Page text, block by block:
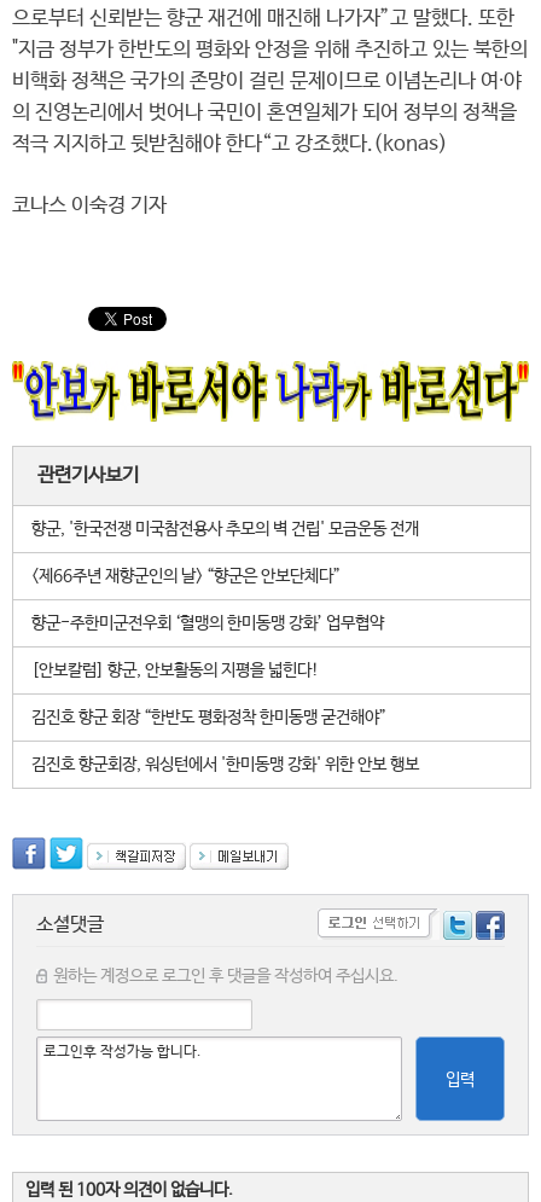
으로부터 신뢰받는 향군 재건에 매진해 나가자”고 말했다. 또한
"지금 정부가 한반도의 평화와 안정을 위해 추진하고 있는 북한의
비핵화 정책은 국가의 존망이 걸린 문제이므로 이념논리나 여∙야
의 진영논리에서 벗어나 국민이 혼연일체가 되어 정부의 정책을
적극 지지하고 뒷받침해야 한다“고 강조했다.(konas)
코나스 이숙경 기자
관련기사보기
향군, '한국전쟁 미국참전용사 추모의 벽 건립' 모금운동 전개
<제66주년 재향군인의 날> “향군은 안보단체다”
향군-주한미군전우회 ‘혈맹의 한미동맹 강화’ 업무협약
[안보칼럼] 향군, 안보활동의 지평을 넓힌다!
김진호 향군 회장 “한반도 평화정착 한미동맹 굳건해야”
김진호 향군회장, 워싱턴에서 '한미동맹 강화' 위한 안보 행보
소셜댓글
원하는 계정으로 로그인 후 댓글을 작성하여 주십시요.
입력
입력 된 100자 의견이 없습니다.